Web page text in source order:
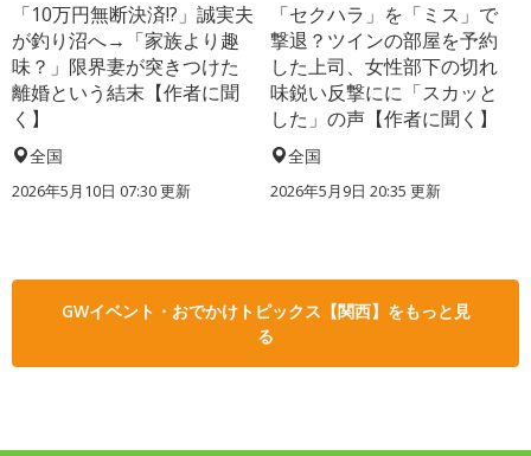
「10万円無断決済!?」誠実夫
が釣り沼へ→「家族より趣
味？」限界妻が突きつけた
離婚という結末【作者に聞
く】
全国
2026年5月10日 07:30 更新
「セクハラ」を「ミス」で
撃退？ツインの部屋を予約
した上司、女性部下の切れ
味鋭い反撃にに「スカッと
した」の声【作者に聞く】
全国
2026年5月9日 20:35 更新
GWイベント・おでかけトピックス【関西】をもっと見
る